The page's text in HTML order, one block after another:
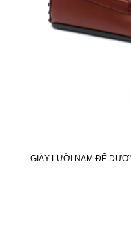
GIÀY LƯỜI NAM ĐẾ